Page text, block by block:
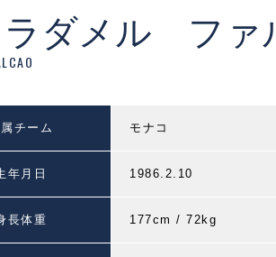
ラダメル ファ
チーム モナコ
年月日 1986.2.10
長体重 177cm / 72kg